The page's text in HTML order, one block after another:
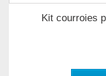
Kit courroies